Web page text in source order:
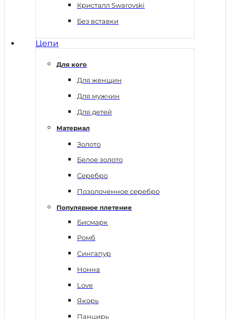
Кристалл Swarovski
Без вставки
Цепи
Для кого
Для женщин
Для мужчин
Для детей
Материал
Золото
Белое золото
Серебро
Позолоченное серебро
Популярное плетение
Бисмарк
Ромб
Сингапур
Нонна
Love
Якорь
Панцирь